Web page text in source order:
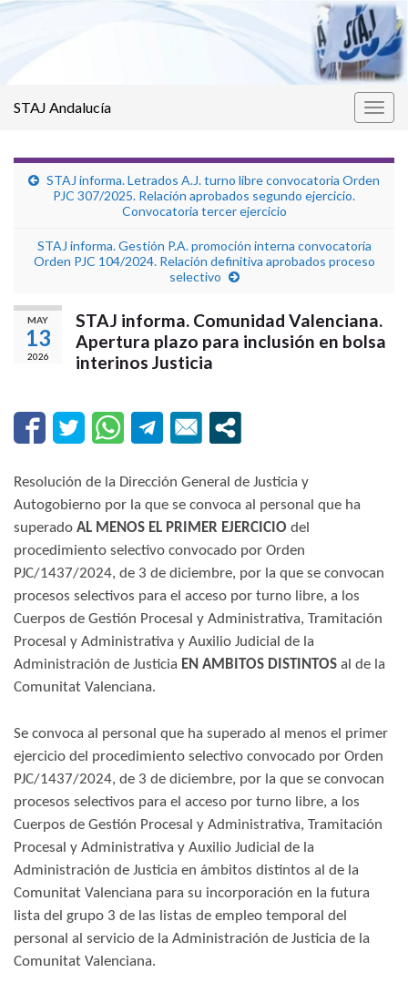
STAJ Andalucía
STAJ informa. Letrados A.J. turno libre convocatoria Orden
PJC 307/2025. Relación aprobados segundo ejercicio.
Convocatoria tercer ejercicio
STAJ informa. Gestión P.A. promoción interna convocatoria
Orden PJC 104/2024. Relación definitiva aprobados proceso
selectivo
MAY
13
2026
STAJ informa. Comunidad Valenciana.
Apertura plazo para inclusión en bolsa
interinos Justicia
Resolución de la Dirección General de Justicia y
Autogobierno por la que se convoca al personal que ha
superado AL MENOS EL PRIMER EJERCICIO del
procedimiento selectivo convocado por Orden
PJC/1437/2024, de 3 de diciembre, por la que se convocan
procesos selectivos para el acceso por turno libre, a los
Cuerpos de Gestión Procesal y Administrativa, Tramitación
Procesal y Administrativa y Auxilio Judicial de la
Administración de Justicia EN AMBITOS DISTINTOS al de la
Comunitat Valenciana.
Se convoca al personal que ha superado al menos el primer
ejercicio del procedimiento selectivo convocado por Orden
PJC/1437/2024, de 3 de diciembre, por la que se convocan
procesos selectivos para el acceso por turno libre, a los
Cuerpos de Gestión Procesal y Administrativa, Tramitación
Procesal y Administrativa y Auxilio Judicial de la
Administración de Justicia en ámbitos distintos al de la
Comunitat Valenciana para su incorporación en la futura
lista del grupo 3 de las listas de empleo temporal del
personal al servicio de la Administración de Justicia de la
Comunitat Valenciana.